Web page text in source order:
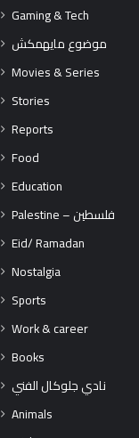
Gaming & Tech
موضوع مايهمكش
Movies & Series
Stories
Reports
Food
Education
Palestine – فلسطين
Eid/ Ramadan
Nostalgia
Sports
Work & career
Books
نادي جلوكال الفني
Animals